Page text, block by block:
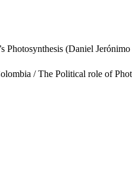
Photosynthesis (Daniel
/ The Political role of